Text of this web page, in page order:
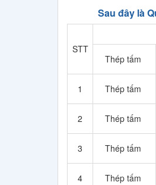
Sau đây là
STT
Thép tấm
1 Thép tấm
2 Thép tấm
3 Thép tấm
4 Thép tấm